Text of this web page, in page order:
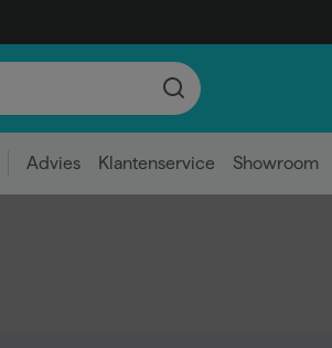
Advies Klantenservice Showroom